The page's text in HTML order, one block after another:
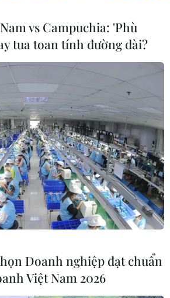
MỤC
hơn 500 tỷ
chung cư cho
vs Campuchia: 'Phù
tua toan tính đường dài?
Doanh nghiệp đạt chuẩn
Việt Nam 2026